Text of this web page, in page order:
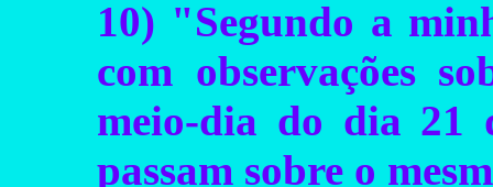
10) "Segundo a
com observações
meio-dia do dia 21
passam sobre o